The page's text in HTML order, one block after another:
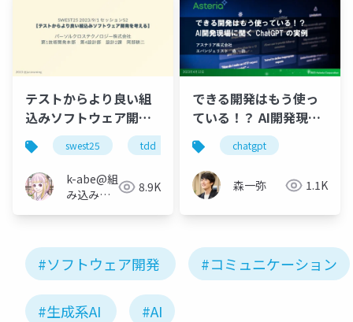
テストからより良い組
込みソフトウェア開発
を考えるswest25 tdd
k-abe@組
み込みソ
8.9K
できる開発はもう使っ
ている！？ AI開発現場
に聞く ChatGPT の実
例
chatgpt
森一弥 1.1K
#ソフトウェア開発 #コミュニケーション
#生成系AI #AI